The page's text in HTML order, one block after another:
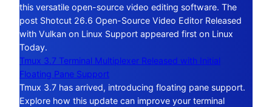
this versatile open-source video editing software. The
post Shotcut 26.6 Open-Source Video Editor Released
with Vulkan on Linux Support appeared first on Linux
Today.
Tmux 3.7 Terminal Multiplexer Released with Initial
Floating Pane Support
Tmux 3.7 has arrived, introducing floating pane support.
Explore how this update can improve your terminal